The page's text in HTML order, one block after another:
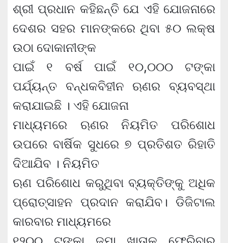
ଶ୍ରୀ ପ୍ରଧାନ କହିଛନ୍ତି ଯେ ଏହି ଯୋଜନାରେ
ଦେଶର ସହର ମାନଙ୍କରେ ଥିବା ୫୦ ଲକ୍ଷ
ଉଠା ଦୋକାନୀଙ୍କ
ପାଇଁ ୧ ବର୍ଷ ପାଇଁ ୧୦,୦୦୦ ଟଙ୍କା
ପର୍ଯ୍ୟନ୍ତ ବନ୍ଧକବିହୀନ ଋଣର ବ୍ୟବସ୍ଥା
କରାଯାଇଛି । ଏହି ଯୋଜନା
ମାଧ୍ୟମରେ ଋଣର ନିୟମିତ ପରିଶୋଧ
ଉପରେ ବାର୍ଷିକ ସୁଧରେ ୭ ପ୍ରତିଶତ ରିହାତି
ଦିଆଯିବ । ନିୟମିତ
ଋଣ ପରିଶୋଧ କରୁଥିବା ବ୍ୟକ୍ତିଙ୍କୁ ଅଧିକ
ପ୍ରୋତ୍ସାହନ ପ୍ରଦାନ କରାଯିବ। ଡିଜିଟାଲ
କାରବାର ମାଧ୍ୟମରେ